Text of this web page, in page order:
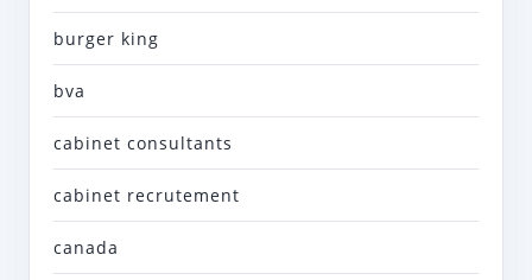
burger king
bva
cabinet consultants
cabinet recrutement
canada